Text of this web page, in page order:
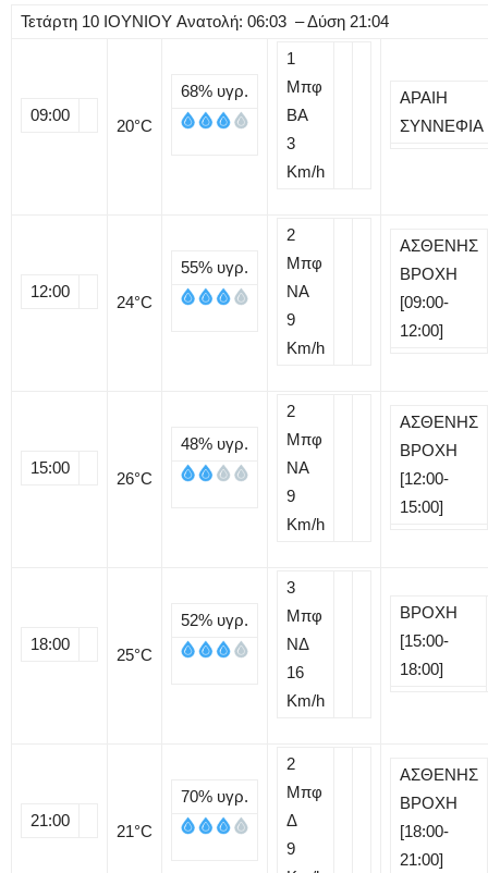
Τετάρτη 10 ΙΟΥΝΙΟΥ Ανατολή: 06:03 – Δύση 21:04
09:00
20°C
68% υγρ.
1
Μπφ
BA
3
Km/h
ΑΡΑΙΗ
ΣΥΝΝΕΦΙΑ
12:00
24°C
55% υγρ.
2
Μπφ
NA
9
Km/h
ΑΣΘΕΝΗΣ
ΒΡΟΧΗ
[09:00-
12:00]
15:00
26°C
48% υγρ.
2
Μπφ
NA
9
Km/h
ΑΣΘΕΝΗΣ
ΒΡΟΧΗ
[12:00-
15:00]
18:00
25°C
52% υγρ.
3
Μπφ
ΝΔ
16
Km/h
ΒΡΟΧΗ
[15:00-
18:00]
21:00
21°C
70% υγρ.
2
Μπφ
Δ
9
ΑΣΘΕΝΗΣ
ΒΡΟΧΗ
[18:00-
21:00]